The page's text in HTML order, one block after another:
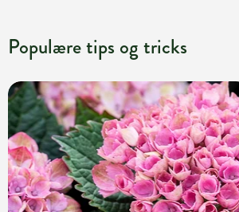
Populære tips og tricks